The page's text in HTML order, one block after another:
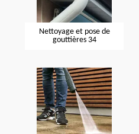
Nettoyage et pose de
gouttières 34